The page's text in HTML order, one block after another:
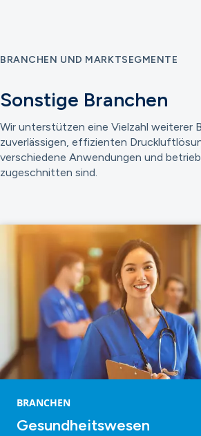
BRANCHEN UND MARKTSEGMENTE
Sonstige Branchen
Wir unterstützen eine Vielzahl weiterer
zuverlässigen, effizienten
verschiedene Anwendungen und
zugeschnitten sind.
BRANCHEN
Gesundheitswesen